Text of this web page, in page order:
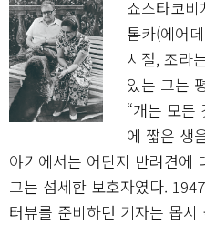
쇼스타코
톰카(에어
시절, 조라
있는 그는
“개는 모든
에 짧은 생
야기에서는 어딘지 반려견에
그는 섬세한 보호자였다.
터뷰를 준비하던 기자는 몹